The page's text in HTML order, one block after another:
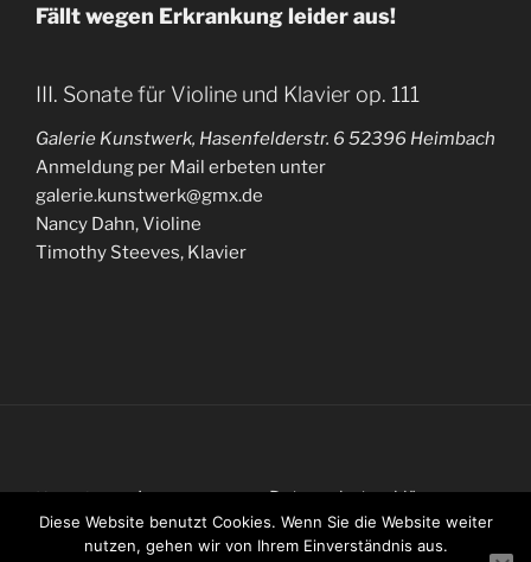
Fällt wegen Erkrankung leider aus!
III. Sonate für Violine und Klavier op. 111
Galerie Kunstwerk, Hasenfelderstr. 6 52396 Heimbach
Anmeldung per Mail erbeten unter
galerie.kunstwerk@gmx.de
Nancy Dahn, Violine
Timothy Steeves, Klavier
Kontakt Impressum Datenschutzerklärung
Diese Website benutzt Cookies. Wenn Sie die Website weiter
nutzen, gehen wir von Ihrem Einverständnis aus.